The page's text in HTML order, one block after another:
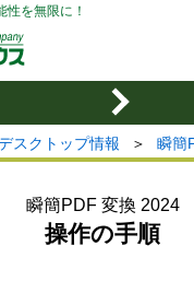
性を無限に！
スクトップ情報 ＞ 瞬簡
瞬簡PDF 変換 2024
操作の手順